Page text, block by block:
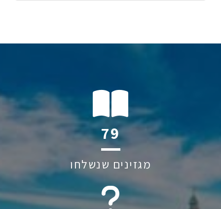
112
מגזינים שנשלחו